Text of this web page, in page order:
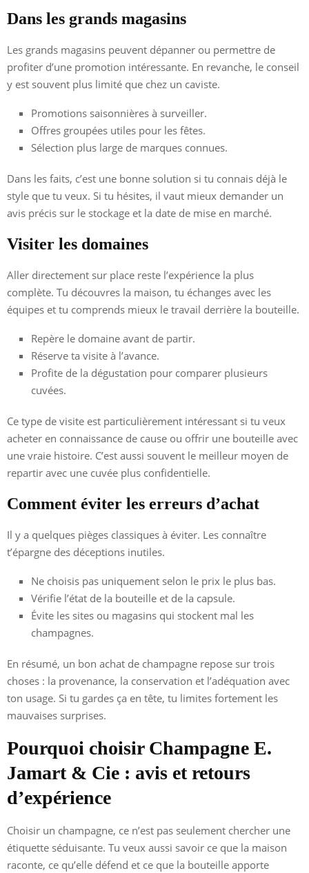
Dans les grands magasins
Les grands magasins peuvent dépanner ou permettre de
profiter d’une promotion intéressante. En revanche, le conseil
y est souvent plus limité que chez un caviste.
Promotions saisonnières à surveiller.
Offres groupées utiles pour les fêtes.
Sélection plus large de marques connues.
Dans les faits, c’est une bonne solution si tu connais déjà le
style que tu veux. Si tu hésites, il vaut mieux demander un
avis précis sur le stockage et la date de mise en marché.
Visiter les domaines
Aller directement sur place reste l’expérience la plus
complète. Tu découvres la maison, tu échanges avec les
équipes et tu comprends mieux le travail derrière la bouteille.
Repère le domaine avant de partir.
Réserve ta visite à l’avance.
Profite de la dégustation pour comparer plusieurs
cuvées.
Ce type de visite est particulièrement intéressant si tu veux
acheter en connaissance de cause ou offrir une bouteille avec
une vraie histoire. C’est aussi souvent le meilleur moyen de
repartir avec une cuvée plus confidentielle.
Comment éviter les erreurs d’achat
Il y a quelques pièges classiques à éviter. Les connaître
t’épargne des déceptions inutiles.
Ne choisis pas uniquement selon le prix le plus bas.
Vérifie l’état de la bouteille et de la capsule.
Évite les sites ou magasins qui stockent mal les
champagnes.
En résumé, un bon achat de champagne repose sur trois
choses : la provenance, la conservation et l’adéquation avec
ton usage. Si tu gardes ça en tête, tu limites fortement les
mauvaises surprises.
Pourquoi choisir Champagne E.
Jamart & Cie : avis et retours
d’expérience
Choisir un champagne, ce n’est pas seulement chercher une
étiquette séduisante. Tu veux aussi savoir ce que la maison
raconte, ce qu’elle défend et ce que la bouteille apporte